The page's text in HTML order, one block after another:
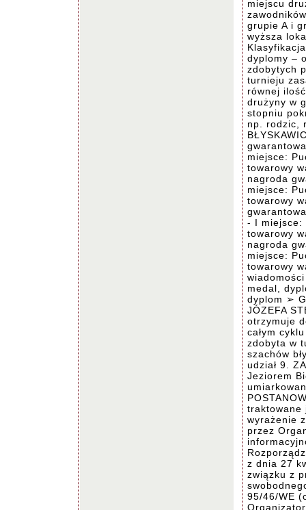
miejscu
grupie A i
wyższa
dyplomy –
zdobytych
turnieju
równej
drużyny w
stopniu
np. rodzic,
miejsce:
towarowy
nagroda
miejsce:
towarowy
- I miejsce:
towarowy
nagroda
miejsce:
towarowy
medal,
dyplom ➢
JÓZEFA
otrzymuje
całym
zdobyta w
szachów
udział 9.
Jeziorem
traktowane
wyrażenie
przez
z dnia 27
związku z
95/46/WE